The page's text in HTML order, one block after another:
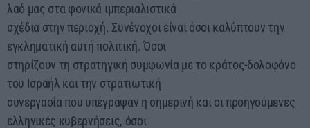
λαό μας στα φονικά ιμπεριαλιστικά
σχέδια στην περιοχή. Συνένοχοι είναι όσοι καλύπτουν την
εγκληματική αυτή πολιτική. Όσοι
στηρίζουν τη στρατηγική συμφωνία με το κράτος-δολοφόνο
του Ισραήλ και την στρατιωτική
συνεργασία που υπέγραψαν η σημερινή και οι προηγούμενες
ελληνικές κυβερνήσεις, όσοι